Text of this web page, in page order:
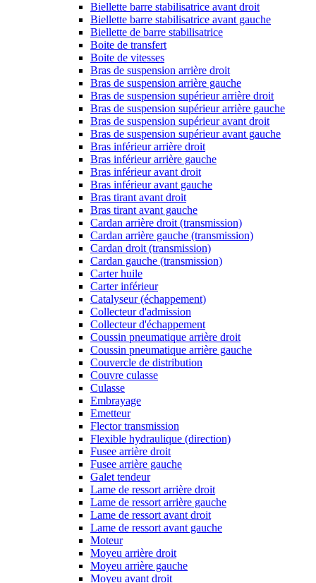
Biellette barre stabilisatrice avant droit
Biellette barre stabilisatrice avant gauche
Biellette de barre stabilisatrice
Boite de transfert
Boite de vitesses
Bras de suspension arrière droit
Bras de suspension arrière gauche
Bras de suspension supérieur arrière droit
Bras de suspension supérieur arrière gauche
Bras de suspension supérieur avant droit
Bras de suspension supérieur avant gauche
Bras inférieur arrière droit
Bras inférieur arrière gauche
Bras inférieur avant droit
Bras inférieur avant gauche
Bras tirant avant droit
Bras tirant avant gauche
Cardan arrière droit (transmission)
Cardan arrière gauche (transmission)
Cardan droit (transmission)
Cardan gauche (transmission)
Carter huile
Carter inférieur
Catalyseur (échappement)
Collecteur d'admission
Collecteur d'échappement
Coussin pneumatique arrière droit
Coussin pneumatique arrière gauche
Couvercle de distribution
Couvre culasse
Culasse
Embrayage
Emetteur
Flector transmission
Flexible hydraulique (direction)
Fusee arrière droit
Fusee arrière gauche
Galet tendeur
Lame de ressort arrière droit
Lame de ressort arrière gauche
Lame de ressort avant droit
Lame de ressort avant gauche
Moteur
Moyeu arrière droit
Moyeu arrière gauche
Moyeu avant droit